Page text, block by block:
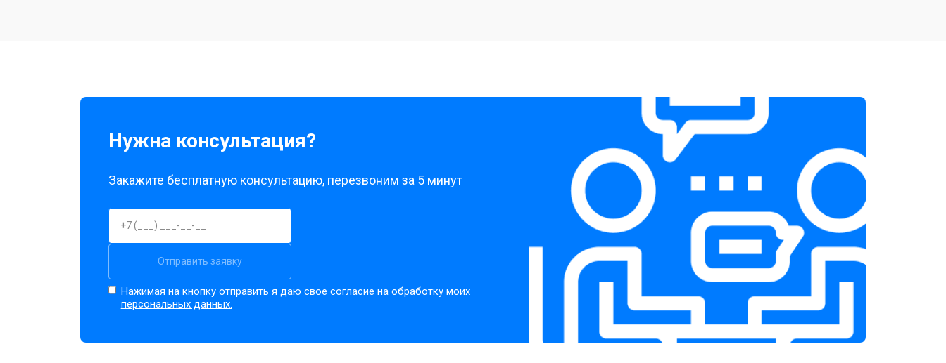
Нужна консультация?
Закажите бесплатную консультацию, перезвоним за 5 минут
Отправить заявку
Нажимая на кнопку отправить я даю свое согласие на обработку моих
персональных данных.